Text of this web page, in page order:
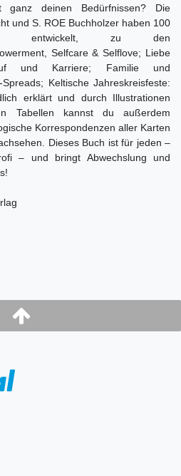
ganz deinen Bedürfnissen? Die
und S. ROE Buchholzer haben 100
entwickelt, zu den
Selfcare & Selflove; Liebe
und Karriere; Familie und
Keltische Jahreskreisfeste:
erklärt und durch Illustrationen
Tabellen kannst du außerdem
Korrespondenzen aller Karten
Dieses Buch ist für jeden –
– und bringt Abwechslung und